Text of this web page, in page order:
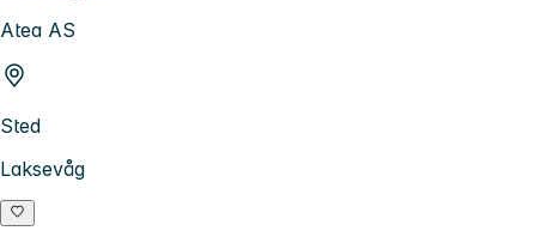
Atea AS
Sted
Laksevåg